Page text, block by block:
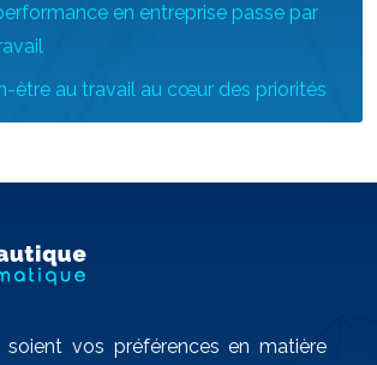
en entreprise passe par
être au travail au cœur des priorités
soient vos préférences en matière